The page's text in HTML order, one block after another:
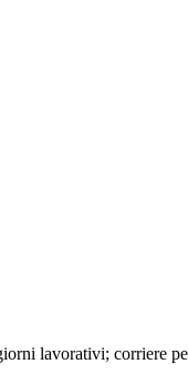
lavorativi; corriere